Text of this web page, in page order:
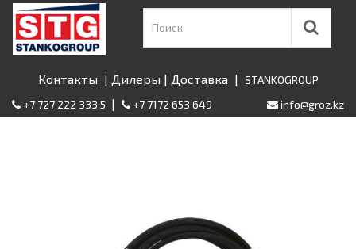
Контакты | Дилеры | Доставка | STANKOGROUP
+7 727 222 333 5 | +7 7172 653 649 info@groz.kz